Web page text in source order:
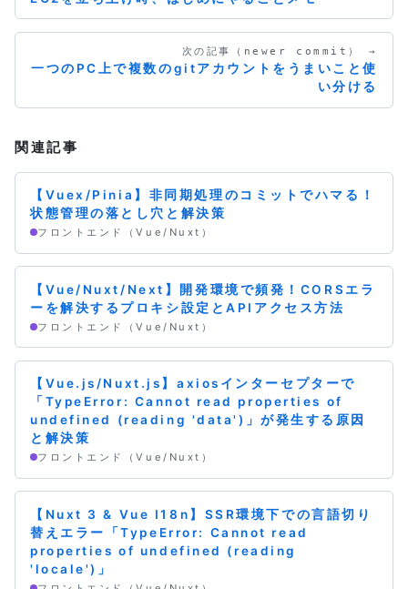
次の記事（newer commit） →
一つのPC上で複数のgitアカウントをうまいこと使
い分ける
関連記事
【Vuex/Pinia】非同期処理のコミットでハマる！
状態管理の落とし穴と解決策
フロントエンド（Vue/Nuxt）
【Vue/Nuxt/Next】開発環境で頻発！CORSエラ
ーを解決するプロキシ設定とAPIアクセス方法
フロントエンド（Vue/Nuxt）
【Vue.js/Nuxt.js】axiosインターセプターで
「TypeError: Cannot read properties of
undefined (reading 'data')」が発生する原因
と解決策
フロントエンド（Vue/Nuxt）
【Nuxt 3 & Vue I18n】SSR環境下での言語切り
替えエラー「TypeError: Cannot read
properties of undefined (reading
'locale')」